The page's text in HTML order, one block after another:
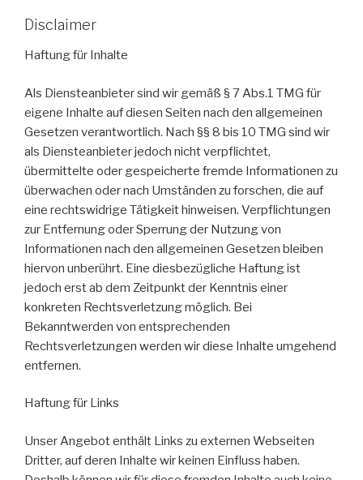
Disclaimer
Haftung für Inhalte
Als Diensteanbieter sind wir gemäß § 7 Abs.1 TMG für
eigene Inhalte auf diesen Seiten nach den allgemeinen
Gesetzen verantwortlich. Nach §§ 8 bis 10 TMG sind wir
als Diensteanbieter jedoch nicht verpflichtet,
übermittelte oder gespeicherte fremde Informationen zu
überwachen oder nach Umständen zu forschen, die auf
eine rechtswidrige Tätigkeit hinweisen. Verpflichtungen
zur Entfernung oder Sperrung der Nutzung von
Informationen nach den allgemeinen Gesetzen bleiben
hiervon unberührt. Eine diesbezügliche Haftung ist
jedoch erst ab dem Zeitpunkt der Kenntnis einer
konkreten Rechtsverletzung möglich. Bei
Bekanntwerden von entsprechenden
Rechtsverletzungen werden wir diese Inhalte umgehend
entfernen.
Haftung für Links
Unser Angebot enthält Links zu externen Webseiten
Dritter, auf deren Inhalte wir keinen Einfluss haben.